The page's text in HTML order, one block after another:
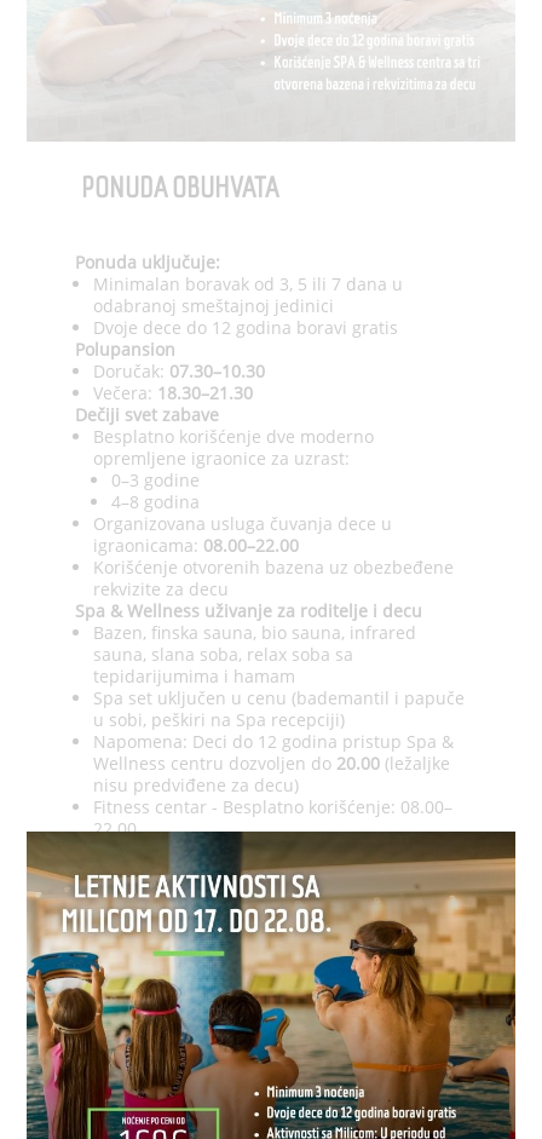
PONUDA OBUHVATA
Ponuda uključuje:
Minimalan boravak od 3, 5 ili 7 dana u
odabranoj smeštajnoj jedinici
Dvoje dece do 12 godina boravi gratis
Polupansion
Doručak: 07.30–10.30
Večera: 18.30–21.30
Dečiji svet zabave
Besplatno korišćenje dve moderno
opremljene igraonice za uzrast:
0–3 godine
4–8 godina
Organizovana usluga čuvanja dece u
igraonicama: 08.00–22.00
Korišćenje otvorenih bazena uz obezbeđene
rekvizite za decu
Spa & Wellness uživanje za roditelje i decu
Bazen, finska sauna, bio sauna, infrared
sauna, slana soba, relax soba sa
tepidarijumima i hamam
Spa set uključen u cenu (bademantil i papuče
u sobi, peškiri na Spa recepciji)
Napomena: Deci do 12 godina pristup Spa &
Wellness centru dozvoljen do 20.00 (ležaljke
nisu predviđene za decu)
Fitness centar - Besplatno korišćenje: 08.00–
22.00
Dodatne pogodnosti
10% popusta na “HEALTH & RECOVER”
zdravstveni program ("Tonanti Mineral
Therapy" tretman sa mineralnom vodom,
terapeutska masaža, “Moor Mud” tretman
morskim blatom za oporavak organizma i
sportska masaža);
20% popusta na program u parnom kupatilu
(Pilinzi:jasmin, mango ili bor i lavanda;
Pakovanja:jasmin ili hladno pakovanje sa
mentom i aloe verom);
Parking za boravak duži od 5 noćenja je
gratis.